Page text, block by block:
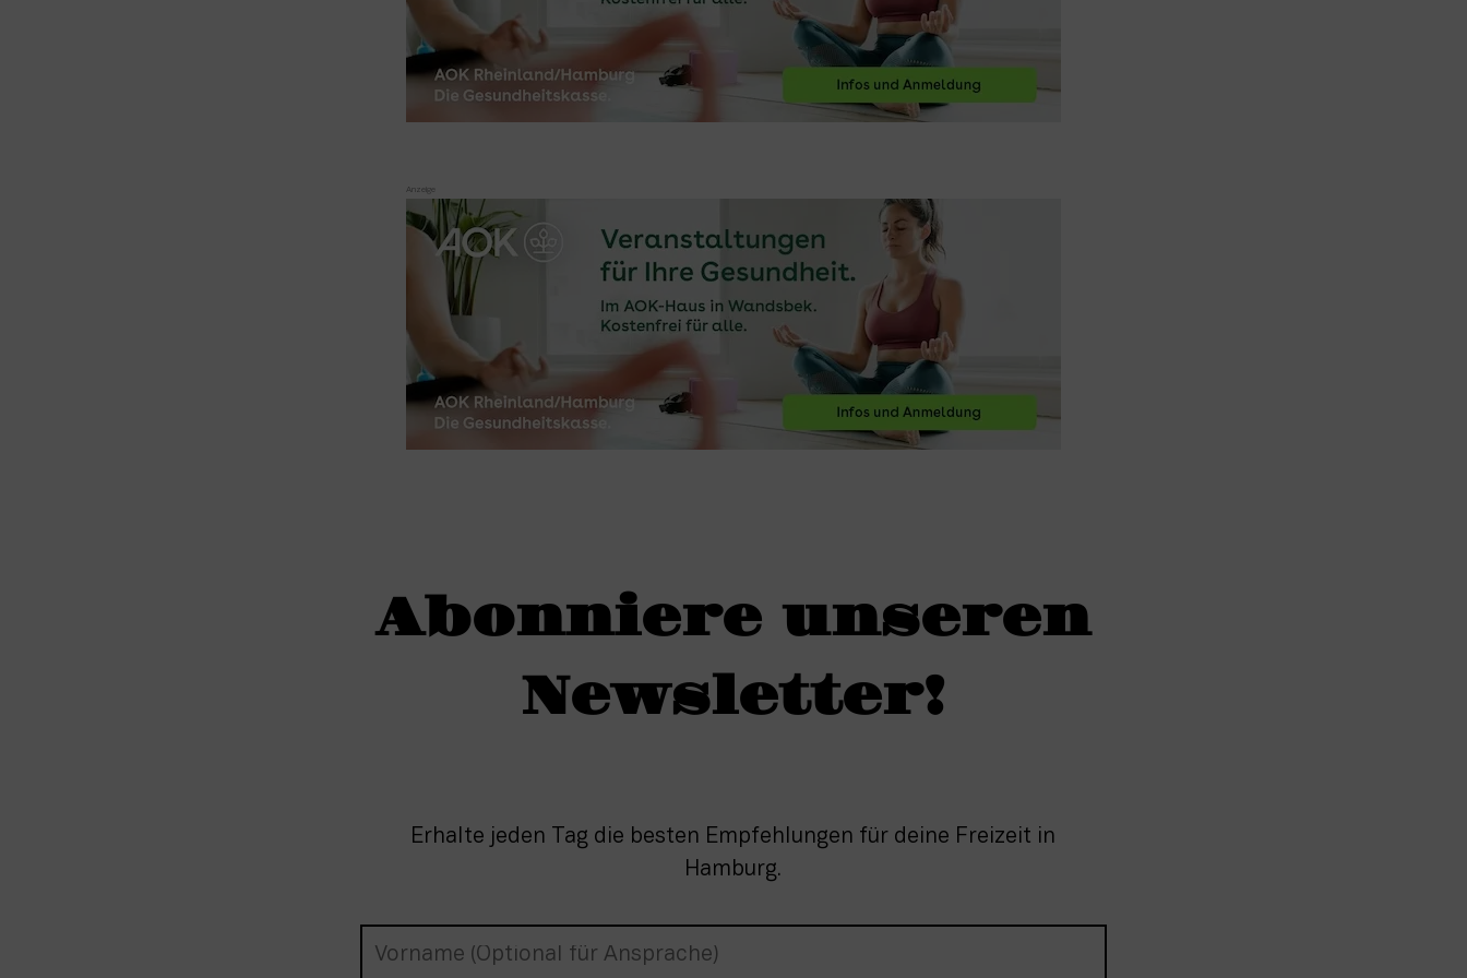
Abonniere unseren
Newsletter!
Erhalte jeden Tag die besten Empfehlungen für deine Freizeit in
Hamburg.